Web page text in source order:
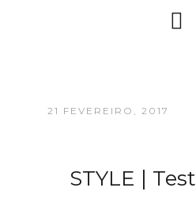
21 FEVEREIRO, 2017
STYLE |